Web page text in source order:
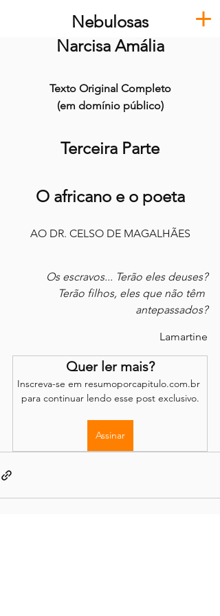
Nebulosas
Narcisa Amália
Texto Original Completo
(em domínio público)
Terceira Parte
O africano e o poeta
AO DR. CELSO DE MAGALHÃES
Os escravos... Terão eles deuses?
Terão filhos, eles que não têm
antepassados?
Lamartine
Quer ler mais?
Inscreva-se em resumoporcapitulo.com.br
para continuar lendo esse post exclusivo.
Assinar